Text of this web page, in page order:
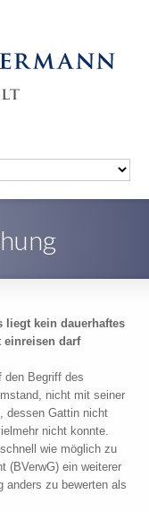
liegt kein dauerhaftes
einreisen darf
den Begriff des
nicht mit seiner
dessen Gattin nicht
nicht konnte.
wie möglich zu
(BVerwG) ein weiterer
anders zu bewerten als